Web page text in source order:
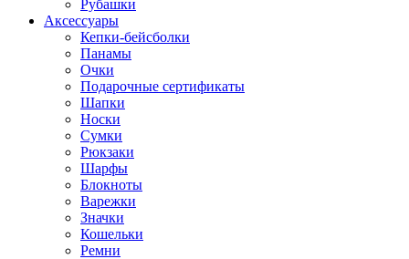
Рубашки
Аксессуары
Кепки-бейсболки
Панамы
Очки
Подарочные сертификаты
Шапки
Носки
Сумки
Рюкзаки
Шарфы
Блокноты
Варежки
Значки
Кошельки
Ремни